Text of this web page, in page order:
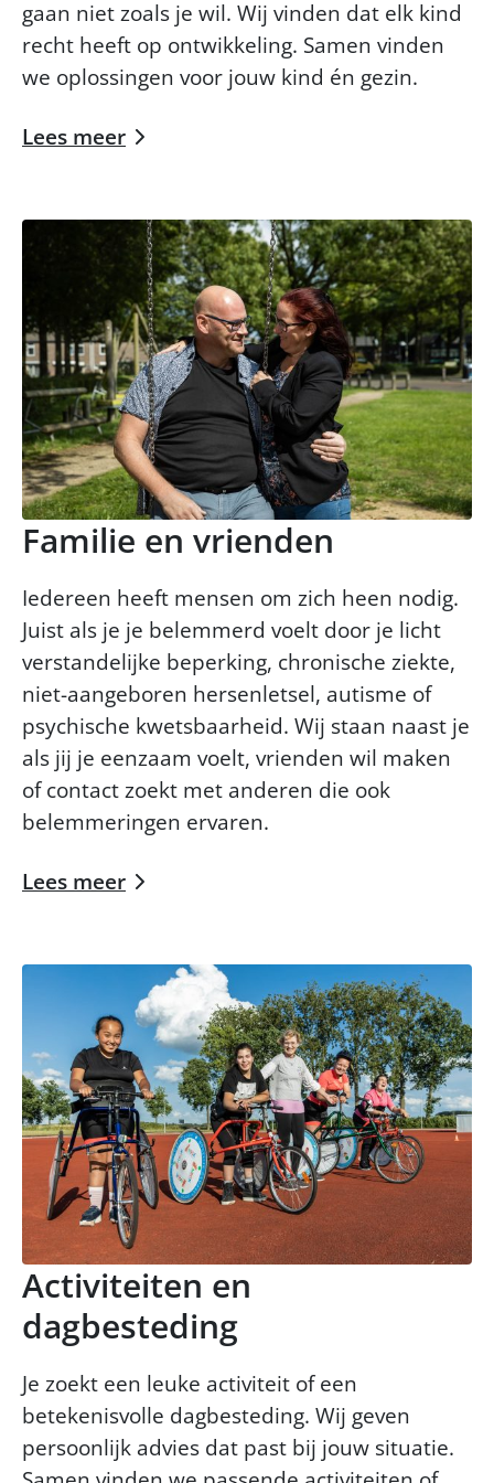
gaan niet zoals je wil. Wij vinden dat elk kind
recht heeft op ontwikkeling. Samen vinden
we oplossingen voor jouw kind én gezin.
Lees meer
Familie en vrienden
Iedereen heeft mensen om zich heen nodig.
Juist als je je belemmerd voelt door je licht
verstandelijke beperking, chronische ziekte,
niet-aangeboren hersenletsel, autisme of
psychische kwetsbaarheid. Wij staan naast je
als jij je eenzaam voelt, vrienden wil maken
of contact zoekt met anderen die ook
belemmeringen ervaren.
Lees meer
Activiteiten en
dagbesteding
Je zoekt een leuke activiteit of een
betekenisvolle dagbesteding. Wij geven
persoonlijk advies dat past bij jouw situatie.